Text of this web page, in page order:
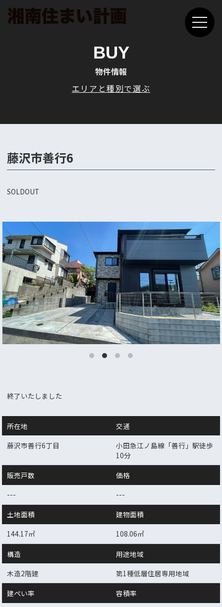
BUY
物件情報
エリアと種別で選ぶ
藤沢市善行6
SOLDOUT
終了いたしました
所在地
藤沢市善行6丁目
交通
小田急江ノ島線「善行」駅徒歩
10分
販売戸数
---
価格
---
土地面積
144.17㎡
建物面積
108.06㎡
構造
木造2階建
用途地域
第1種低層住居専用地域
建ぺい率
容積率